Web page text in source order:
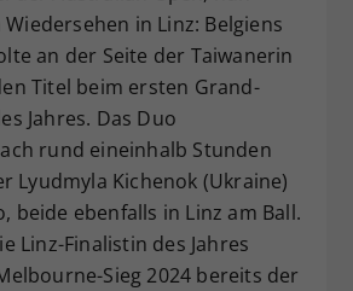
in Linz: Belgiens
an der Seite der Taiwanerin
Titel beim ersten Grand-
Jahres. Das Duo
rund eineinhalb Stunden
Lyudmyla Kichenok (Ukraine)
beide ebenfalls in Linz am Ball.
Linz-Finalistin des Jahres
Sieg 2024 bereits der